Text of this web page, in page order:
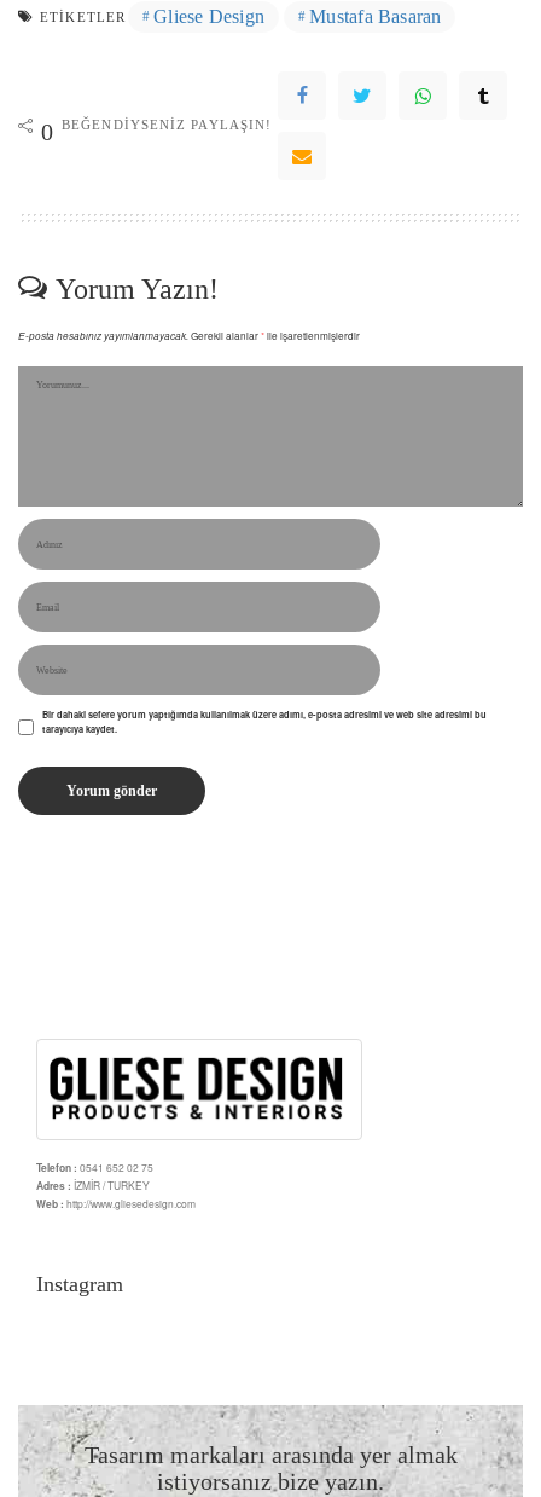
ETIKETLER Gliese Design Mustafa Basaran
0 BEĞENDIYSENIZ PAYLAŞIN!
Yorum Yazın!
E-posta hesabınız yayımlanmayacak. Gerekli alanlar*ile işaretlenmişlerdir
Bir dahaki sefere yorum yaptığımda kullanılmak üzere adımı, e-posta adresimi ve web site adresimi bu
tarayıcıya kaydet.
Telefon : 0541 652 02 75
Adres : İZMİR / TURKEY
Web : http://www.gliesedesign.com
Instagram
Tasarım markaları arasında yer almak
istiyorsanız bize yazın.